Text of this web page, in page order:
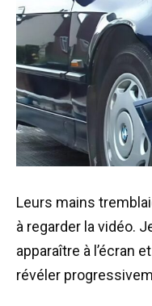
Leurs mains
à regarder la vidéo.
apparaître à l’écran
révéler